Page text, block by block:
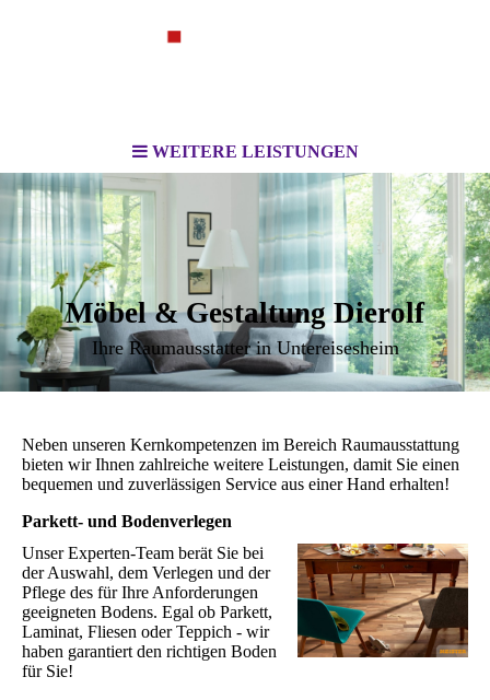
WEITERE LEISTUNGEN
Möbel & Gestaltung Dierolf
Ihre Raumausstatter in Untereisesheim
Neben unseren Kernkompetenzen im Bereich Raumausstattung
bieten wir Ihnen zahlreiche weitere Leistungen, damit Sie einen
bequemen und zuverlässigen Service aus einer Hand erhalten!
Parkett- und Bodenverlegen
Unser Experten-Team berät Sie bei
der Auswahl, dem Verlegen und der
Pflege des für Ihre Anforderungen
geeigneten Bodens. Egal ob Parkett,
Laminat, Fliesen oder Teppich - wir
haben garantiert den richtigen Boden
für Sie!